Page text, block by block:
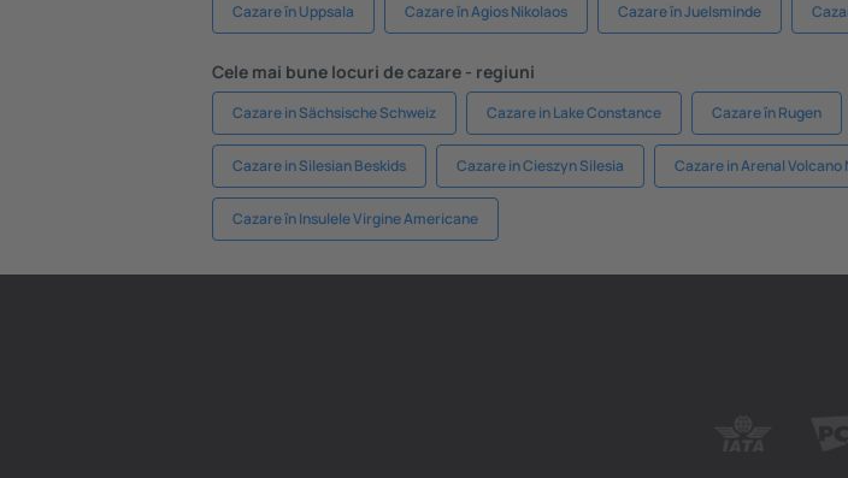
Cazare în Uppsala Cazare în Agios Nikolaos Cazare în Juelsminde
Cele mai bune locuri de cazare - regiuni
Cazare in Sächsische Schweiz Cazare in Lake Constance Cazare în Rugen
Cazare in Silesian Beskids Cazare in Cieszyn Silesia Cazare in Arenal Volcano
Cazare în Insulele Virgine Americane